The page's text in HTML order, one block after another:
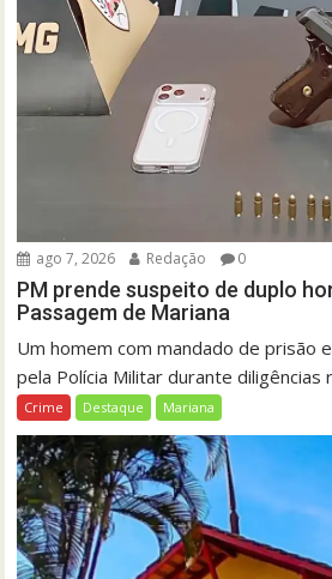
ago 7, 2026 Redação 0
PM prende suspeito de duplo
Passagem de Mariana
Um homem com mandado de prisão
pela Polícia Militar durante diligências
Crime Destaque Mariana